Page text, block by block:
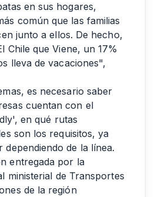
en sus hogares,
común que las familias
junto a ellos. De hecho,
Chile que Viene, un 17%
lleva de vacaciones",
es necesario saber
cuentan con el
en qué rutas
son los requisitos, ya
dependiendo de la línea.
entregada por la
ministerial de Transportes
de la región